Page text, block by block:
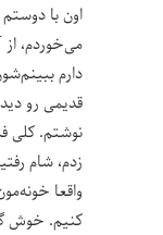
اون با
می‌خوردم،
دارم
قدیمی رو
نوشتم. کلی
زدم، شام
واقعا
کنیم. خوش